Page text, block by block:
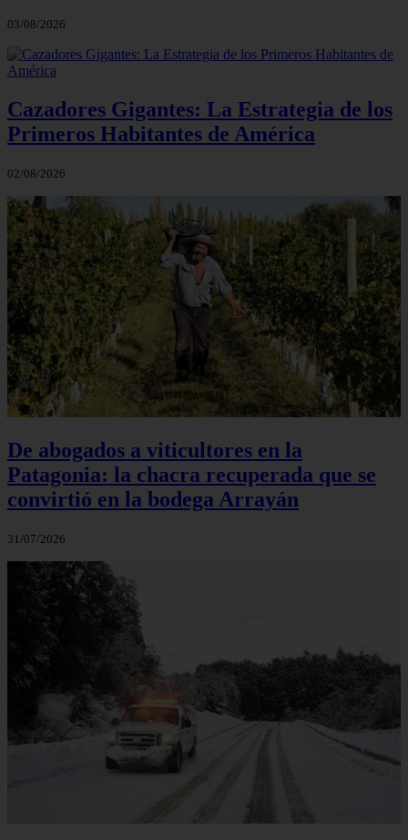
03/08/2026
Cazadores Gigantes: La Estrategia de los
Primeros Habitantes de América
02/08/2026
De abogados a viticultores en la
Patagonia: la chacra recuperada que se
convirtió en la bodega Arrayán
31/07/2026